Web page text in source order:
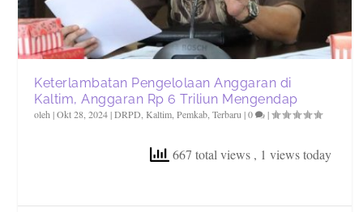
Keterlambatan Pengelolaan Anggaran di
Kaltim, Anggaran Rp 6 Triliun Mengendap
oleh|Okt 28, 2024|DRPD ,Kaltim ,Pemkab ,Terbaru |0 |
667 total views , 1 views today